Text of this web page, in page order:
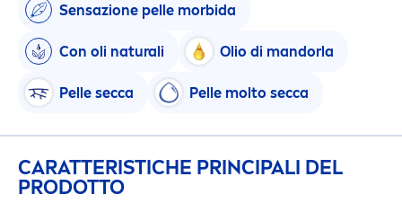
Sensazione pelle morbida
Con oli naturali Olio di mandorla
Pelle secca Pelle molto secca
CARATTERISTICHE PRINCIPALI DEL
PRODOTTO